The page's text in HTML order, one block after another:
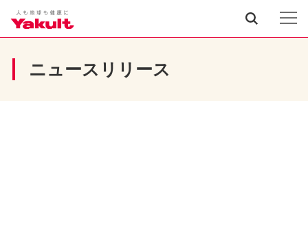
ニュースリリース